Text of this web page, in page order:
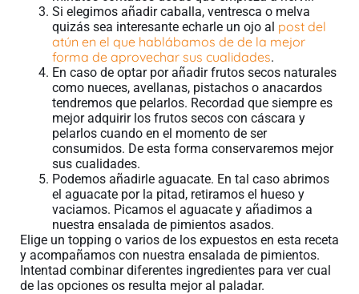
Si elegimos añadir caballa, ventresca o melva
quizás sea interesante echarle un ojo al post del
atún en el que hablábamos de de la mejor
forma de aprovechar sus cualidades.
En caso de optar por añadir frutos secos naturales
como nueces, avellanas, pistachos o anacardos
tendremos que pelarlos. Recordad que siempre es
mejor adquirir los frutos secos con cáscara y
pelarlos cuando en el momento de ser
consumidos. De esta forma conservaremos mejor
sus cualidades.
Podemos añadirle aguacate. En tal caso abrimos
el aguacate por la pitad, retiramos el hueso y
vaciamos. Picamos el aguacate y añadimos a
nuestra ensalada de pimientos asados.
Elige un topping o varios de los expuestos en esta receta
y acompañamos con nuestra ensalada de pimientos.
Intentad combinar diferentes ingredientes para ver cual
de las opciones os resulta mejor al paladar.